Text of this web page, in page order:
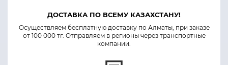
ДОСТАВКА ПО ВСЕМУ КАЗАХСТАНУ!
Осуществляем бесплатную доставку по Алматы, при заказе
от 100 000 тг. Отправляем в регионы через транспортные
компании.